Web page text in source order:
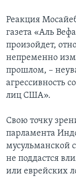
Реакция
газета «Аль
произойдет,
непременно
прошлом, –
агрессивность
лиц США».
Свою точку
парламента
мусульманской
не поддастся
или еврейских